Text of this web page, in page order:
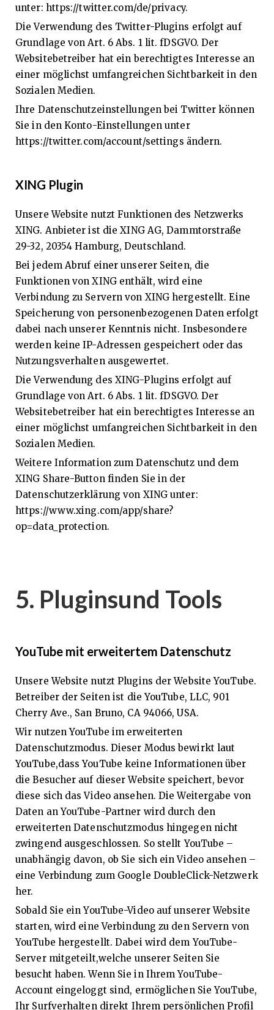
unter: https://twitter.com/de/privacy.
Die Verwendung des Twitter-Plugins erfolgt auf
Grundlage von Art. 6 Abs. 1 lit. fDSGVO. Der
Websitebetreiber hat ein berechtigtes Interesse an
einer möglichst umfangreichen Sichtbarkeit in den
Sozialen Medien.
Ihre Datenschutzeinstellungen bei Twitter können
Sie in den Konto-Einstellungen unter
https://twitter.com/account/settings ändern.
XING Plugin
Unsere Website nutzt Funktionen des Netzwerks
XING. Anbieter ist die XING AG, Dammtorstraße
29-32, 20354 Hamburg, Deutschland.
Bei jedem Abruf einer unserer Seiten, die
Funktionen von XING enthält, wird eine
Verbindung zu Servern von XING hergestellt. Eine
Speicherung von personenbezogenen Daten erfolgt
dabei nach unserer Kenntnis nicht. Insbesondere
werden keine IP-Adressen gespeichert oder das
Nutzungsverhalten ausgewertet.
Die Verwendung des XING-Plugins erfolgt auf
Grundlage von Art. 6 Abs. 1 lit. fDSGVO. Der
Websitebetreiber hat ein berechtigtes Interesse an
einer möglichst umfangreichen Sichtbarkeit in den
Sozialen Medien.
Weitere Information zum Datenschutz und dem
XING Share-Button finden Sie in der
Datenschutzerklärung von XING unter:
https://www.xing.com/app/share?
op=data_protection.
5. Pluginsund Tools
YouTube mit erweitertem Datenschutz
Unsere Website nutzt Plugins der Website YouTube.
Betreiber der Seiten ist die YouTube, LLC, 901
Cherry Ave., San Bruno, CA 94066, USA.
Wir nutzen YouTube im erweiterten
Datenschutzmodus. Dieser Modus bewirkt laut
YouTube,dass YouTube keine Informationen über
die Besucher auf dieser Website speichert, bevor
diese sich das Video ansehen. Die Weitergabe von
Daten an YouTube-Partner wird durch den
erweiterten Datenschutzmodus hingegen nicht
zwingend ausgeschlossen. So stellt YouTube –
unabhängig davon, ob Sie sich ein Video ansehen –
eine Verbindung zum Google DoubleClick-Netzwerk
her.
Sobald Sie ein YouTube-Video auf unserer Website
starten, wird eine Verbindung zu den Servern von
YouTube hergestellt. Dabei wird dem YouTube-
Server mitgeteilt,welche unserer Seiten Sie
besucht haben. Wenn Sie in Ihrem YouTube-
Account eingeloggt sind, ermöglichen Sie YouTube,
Ihr Surfverhalten direkt Ihrem persönlichen Profil